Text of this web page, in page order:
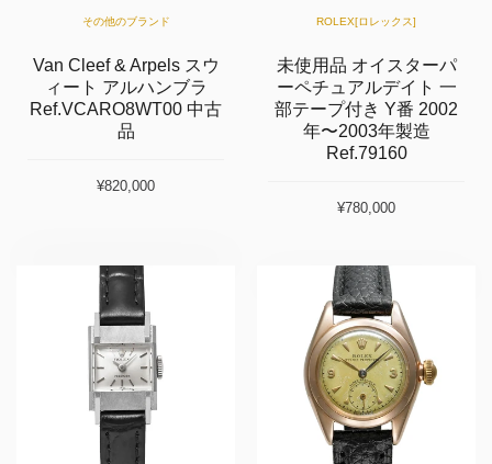
その他のブランド
Van Cleef & Arpels スウ
ィート アルハンブラ
Ref.VCARO8WT00 中古
品
¥820,000
ROLEX[ロレックス]
未使用品 オイスターパ
ーペチュアルデイト 一
部テープ付き Y番 2002
年〜2003年製造
Ref.79160
¥780,000